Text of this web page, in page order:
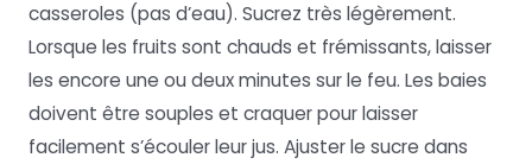
casseroles (pas d’eau). Sucrez très légèrement.
Lorsque les fruits sont chauds et frémissants, laisser
les encore une ou deux minutes sur le feu. Les baies
doivent être souples et craquer pour laisser
facilement s’écouler leur jus. Ajuster le sucre dans